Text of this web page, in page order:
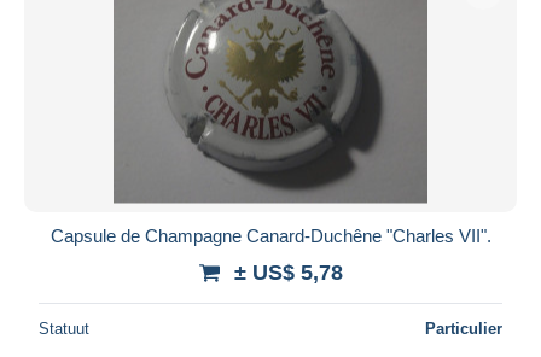
Capsule de Champagne Canard-Duchêne "Charles VII".
± US$ 5,78
Statuut Particulier